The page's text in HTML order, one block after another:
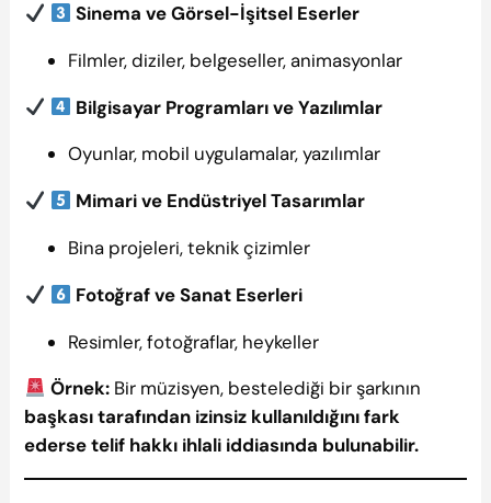
Sinema ve Görsel-İşitsel Eserler
Filmler, diziler, belgeseller, animasyonlar
Bilgisayar Programları ve Yazılımlar
Oyunlar, mobil uygulamalar, yazılımlar
Mimari ve Endüstriyel Tasarımlar
Bina projeleri, teknik çizimler
Fotoğraf ve Sanat Eserleri
Resimler, fotoğraflar, heykeller
Örnek:Bir müzisyen, bestelediği bir şarkının
başkası tarafından izinsiz kullanıldığını fark
ederse telif hakkı ihlali iddiasında bulunabilir.